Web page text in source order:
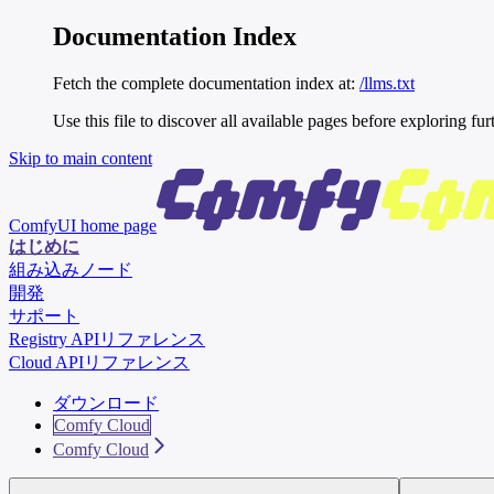
Documentation Index
Fetch the complete documentation index at: /llms.txt
Use this file to discover all available pages before exploring
Skip to main content
ComfyUI home page
はじめに
組み込みノード
開発
サポート
Registry APIリファレンス
Cloud APIリファレンス
ダウンロード
Comfy Cloud
Comfy Cloud